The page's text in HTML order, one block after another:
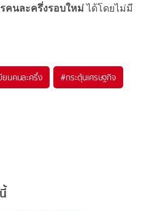
คนละครึ่งรอบใหม่ได้โดยไม่มี
ยนคนละครึ่ง #กระตุ้นเศรษฐกิจ